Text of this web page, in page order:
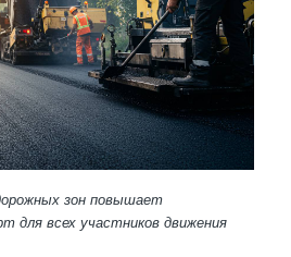
зон повышает
для всех участников движения